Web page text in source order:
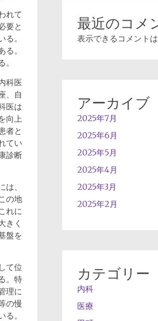
れて
要と
。
。
科医
、自
医は
向上
者と
てい
診断
、
の地
れに
きく
盤を
て位
。特
理に
の慢
。
最近のコメ
表示できるコメントは
アーカイブ
2025年7月
2025年6月
2025年5月
2025年4月
2025年3月
2025年2月
カテゴリー
内科
医療